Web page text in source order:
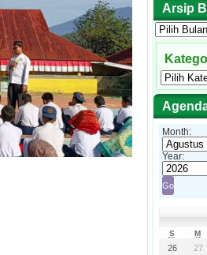
Arsip
Arsip
Bulanan
Kategori
Tulisan
Month:
Year:
S M
26 27